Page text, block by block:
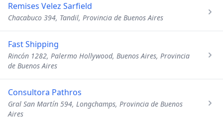
Remises Velez Sarfield
Chacabuco 394, Tandil, Provincia de Buenos Aires
Fast Shipping
Rincón 1282, Palermo Hollywood, Buenos Aires, Provincia
de Buenos Aires
Consultora Pathros
Gral San Martín 594, Longchamps, Provincia de Buenos
Aires